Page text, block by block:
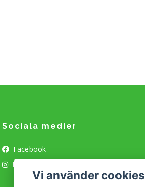
Sociala medier
Facebook
Instagram
Vi använder cookies